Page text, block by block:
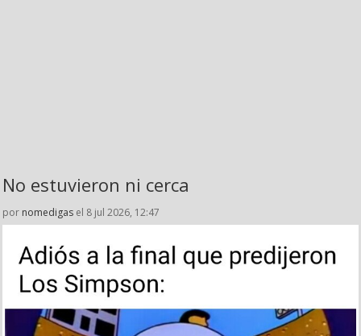
No estuvieron ni cerca
por nomedigas el 8 jul 2026, 12:47